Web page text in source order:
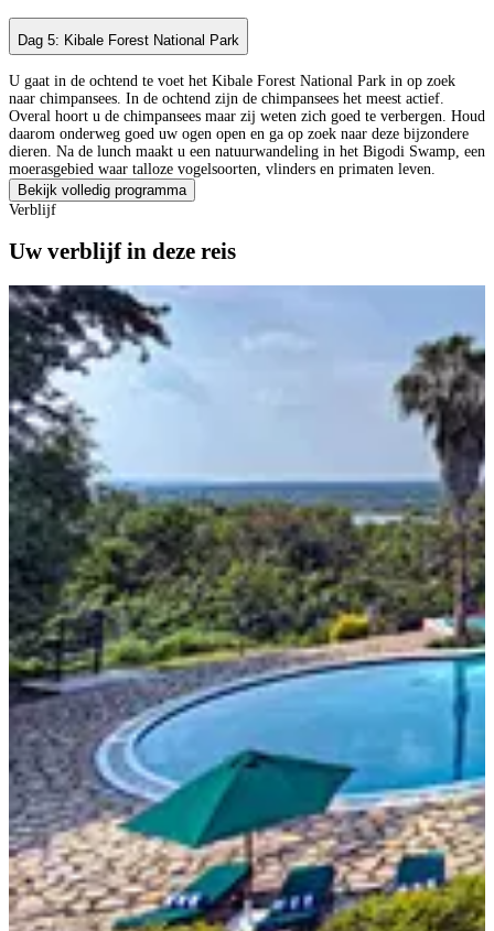
Dag 5: Kibale Forest National Park
U gaat in de ochtend te voet het Kibale Forest National Park in op zoek
naar chimpansees. In de ochtend zijn de chimpansees het meest actief.
Overal hoort u de chimpansees maar zij weten zich goed te verbergen. Houd
daarom onderweg goed uw ogen open en ga op zoek naar deze bijzondere
dieren. Na de lunch maakt u een natuurwandeling in het Bigodi Swamp, een
moerasgebied waar talloze vogelsoorten, vlinders en primaten leven.
Bekijk volledig programma
Verblijf
Uw verblijf in deze reis